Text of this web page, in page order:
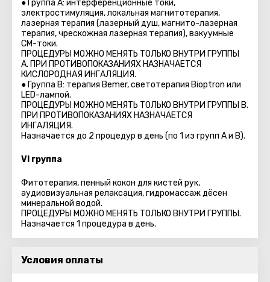
● Группа A: интерференционные токи,
электростимуляция, локальная магнитотерапия,
лазерная терапия (лазерный душ, магнито-лазерная
терапия, чрескожная лазерная терапия), вакуумные
СМ-токи.
ПРОЦЕДУРЫ МОЖНО МЕНЯТЬ ТОЛЬКО ВНУТРИ ГРУППЫ
A. ПРИ ПРОТИВОПОКАЗАНИЯХ НАЗНАЧАЕТСЯ
КИСЛОРОДНАЯ ИНГАЛЯЦИЯ.
● Группа B: терапия Bemer, светотерапия Bioptron или
LED-лампой.
ПРОЦЕДУРЫ МОЖНО МЕНЯТЬ ТОЛЬКО ВНУТРИ ГРУППЫ B.
ПРИ ПРОТИВОПОКАЗАНИЯХ НАЗНАЧАЕТСЯ
ИНГАЛЯЦИЯ.
Назначается до 2 процедур в день (по 1 из групп A и B).
VI группа
Фитотерапия, пенный кокон для кистей рук,
аудиовизуальная релаксация, гидромассаж дёсен
минеральной водой.
ПРОЦЕДУРЫ МОЖНО МЕНЯТЬ ТОЛЬКО ВНУТРИ ГРУППЫ.
Назначается 1 процедура в день.
Условия оплаты